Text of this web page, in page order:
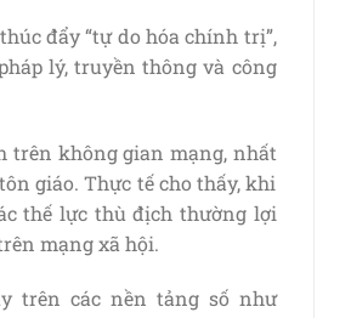
đẩy “tự do hóa chính trị”,
lý, truyền thông và công
trên không gian mạng, nhất
giáo. Thực tế cho thấy, khi
thế lực thù địch thường lợi
mạng xã hội.
trên các nền tảng số như